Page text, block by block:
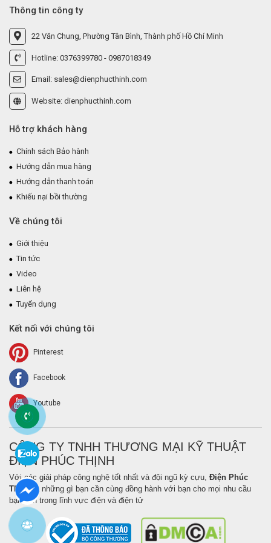
Thông tin công ty
22 Văn Chung, Phường Tân Bình, Thành phố Hồ Chí Minh
Hotline: 0376399780 - 0987018349
Email: sales@dienphucthinh.com
Website: dienphucthinh.com
Hỗ trợ khách hàng
Chính sách Bảo hành
Hướng dẫn mua hàng
Hướng dẫn thanh toán
Khiếu nại bồi thường
Về chúng tôi
Giới thiệu
Tin tức
Video
Liên hệ
Tuyển dụng
Kết nối với chúng tôi
Pinterest
Facebook
Youtube
CÔNG TY TNHH THƯƠNG MẠI KỸ THUẬT
ĐIỆN PHÚC THỊNH
Với các giải pháp công nghệ tốt nhất và đội ngũ kỳ cựu, Điện Phúc
Thịnhlà những gì bạn cần cùng đồng hành với bạn cho mọi nhu cầu
bạn cần trong lĩnh vực điện và điện tử